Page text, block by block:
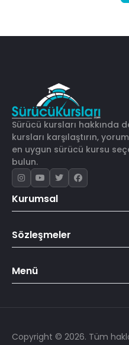
Sürücü kursları hakkında
kursları karşılaştırın,
en uygun sürücü kursu
bulun.
Kurumsal
Sözleşmeler
Menü
Copyright © 2026. Tüm